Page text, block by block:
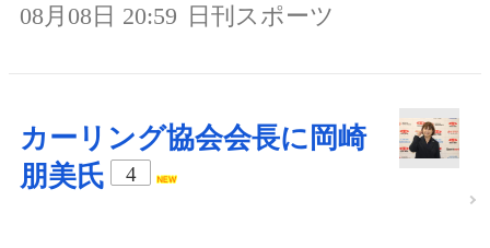
08月08日 20:59 日刊スポーツ
カーリング協会会長に岡崎
朋美氏
4